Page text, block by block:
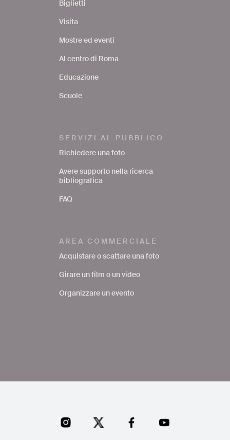
Biglietti
Visita
Mostre ed eventi
Al centro di Roma
Educazione
Scuole
SERVIZI AL PUBBLICO
Richiedere una foto
Avere supporto nella ricerca
bibliografica
FAQ
AREA COMMERCIALE
Acquistare o scattare una foto
Girare un film o un video
Organizzare un evento